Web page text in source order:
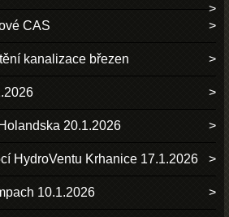
CAS
kanalizace březen
20.1.2026
HydroVentu Krhanice 17.1.2026
10.1.2026